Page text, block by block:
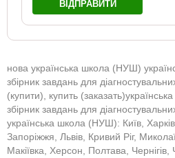
ВІДПРАВИТИ
нова українська школа (НУШ)
збірник завдань для
(купити), купить
збірник завдань для
українська школа (НУШ): Київ,
Запоріжжя, Львів, Кривий Ріг,
Макіївка, Херсон, Полтава,